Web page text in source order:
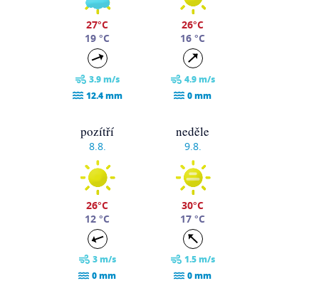
27°C
19 °C
3.9 m/s
12.4 mm
26°C
16 °C
4.9 m/s
0 mm
pozítří
8.8.
26°C
12 °C
3 m/s
0 mm
neděle
9.8.
30°C
17 °C
1.5 m/s
0 mm